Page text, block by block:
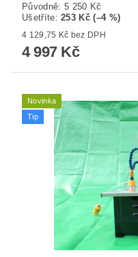
Původně: 5 250 Kč
Ušetříte:253 Kč (–4 %)
4 129,75 Kč bez DPH
4 997 Kč
Novinka
Tip